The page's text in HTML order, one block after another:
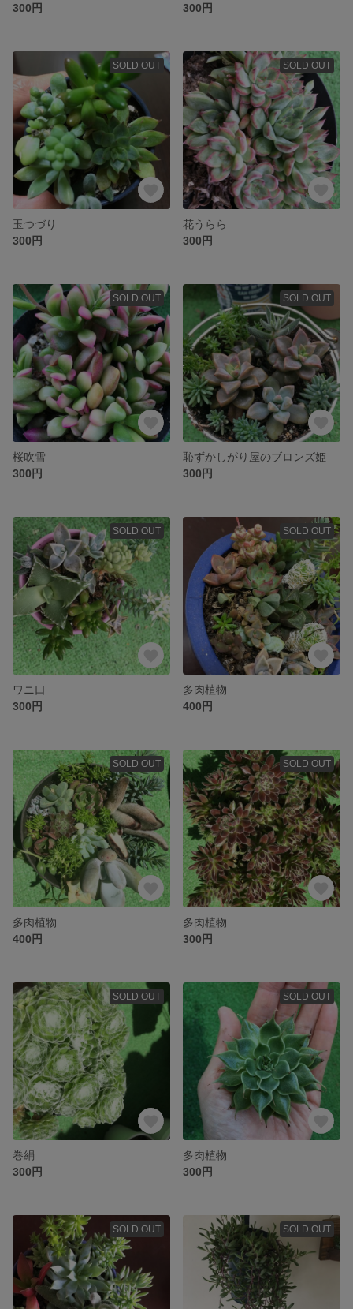
300円
300円
SOLD OUT
玉つづり
300円
SOLD OUT
花うらら
300円
SOLD OUT
桜吹雪
300円
SOLD OUT
恥ずかしがり屋のブロンズ姫
300円
SOLD OUT
ワニ口
300円
SOLD OUT
多肉植物
400円
SOLD OUT
多肉植物
400円
SOLD OUT
多肉植物
300円
SOLD OUT
巻絹
300円
SOLD OUT
多肉植物
300円
SOLD OUT SOLD OUT